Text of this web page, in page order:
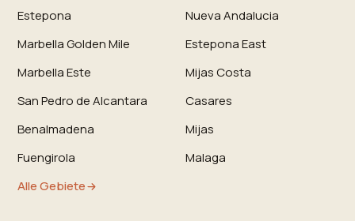
Estepona
Nueva Andalucia
Marbella Golden Mile
Estepona East
Marbella Este
Mijas Costa
San Pedro de Alcantara
Casares
Benalmadena
Mijas
Fuengirola
Malaga
Alle Gebiete